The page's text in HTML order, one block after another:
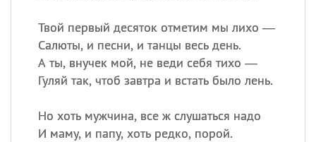
Твой первый десяток отметим мы лихо —
Салюты, и песни, и танцы весь день.
А ты, внучек мой, не веди себя тихо —
Гуляй так, чтоб завтра и встать было лень.
Но хоть мужчина, все ж слушаться надо
И маму, и папу, хоть редко, порой.